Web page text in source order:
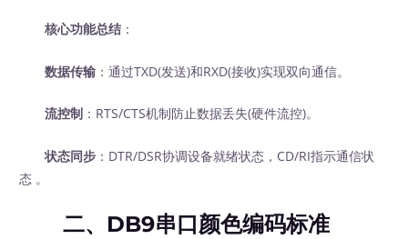
核心功能总结 ：
数据传输 ：通过TXD(发送)和RXD(接收)实现双向通信。
流控制 ：RTS/CTS机制防止数据丢失(硬件流控)。
状态同步 ：DTR/DSR协调设备就绪状态，CD/RI指示通信状
态 。
二、DB9串口颜色编码标准